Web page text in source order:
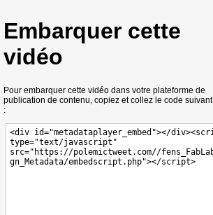
Embarquer cette
vidéo
Pour embarquer cette vidéo dans votre plateforme de
publication de contenu, copiez et collez le code suivant
: